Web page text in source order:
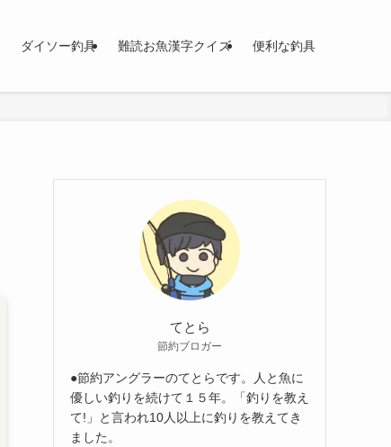
ダイソー釣具 難読お魚漢字クイズ 便利な釣具
てとら
節約ブロガー
●節約アングラーのてとらです。人と魚に
優しい釣りを続けて１５年。「釣りを教え
て!」と言われ10人以上に釣りを教えてき
ました。